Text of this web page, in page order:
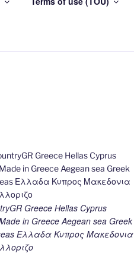
Greece Hellas Cyprus
in Greece Aegean sea Greek
Ελλαδα Κυπρος Μακεδονια